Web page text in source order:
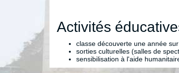
Activités
classe découverte une année
sorties culturelles (salles de
sensibilisation à l'aide